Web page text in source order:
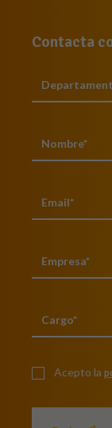
Contacta
Acepto la